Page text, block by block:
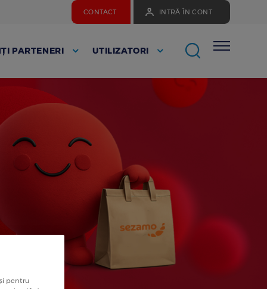
CONTACT INTRĂ ÎN CONT
PARTENERI UTILIZATORI
pentru